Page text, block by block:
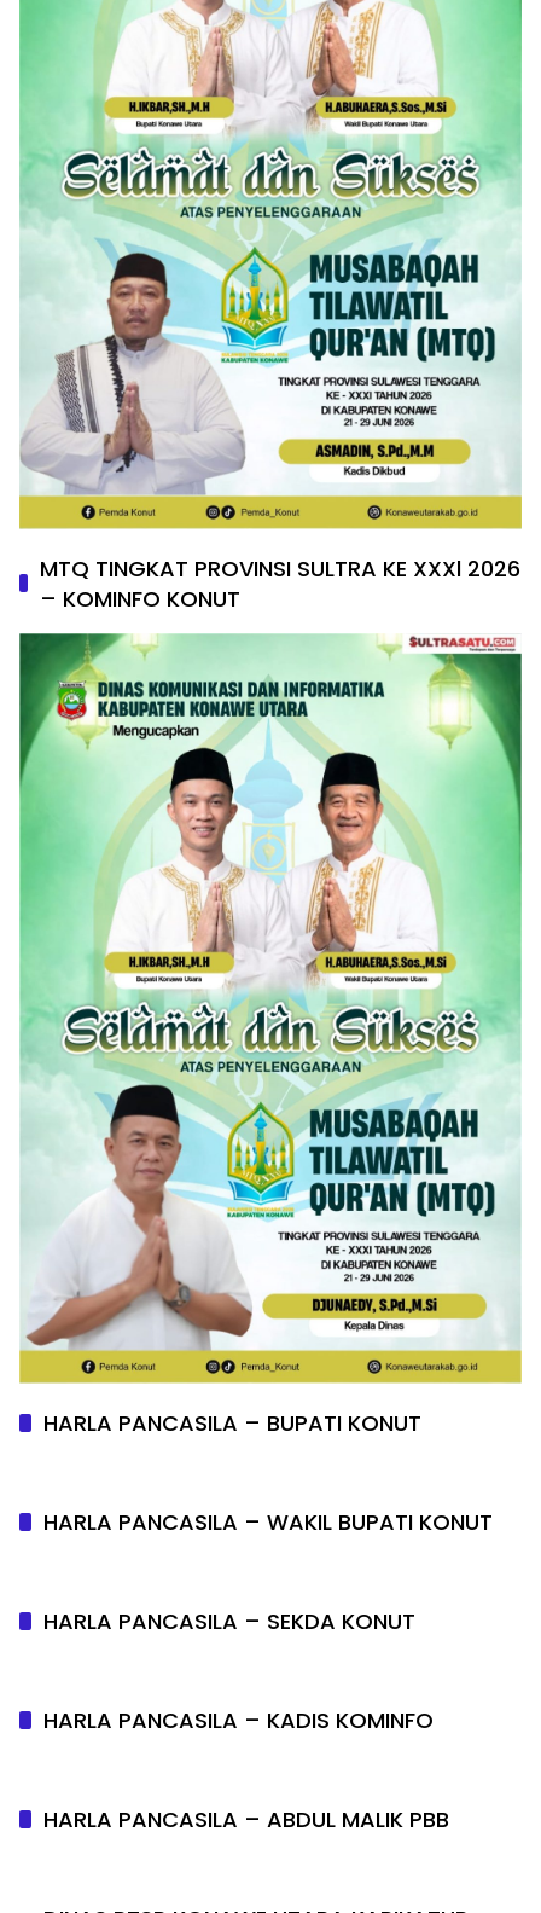
MTQ TINGKAT PROVINSI SULTRA KE XXXl 2026
– KOMINFO KONUT
HARLA PANCASILA – BUPATI KONUT
HARLA PANCASILA – WAKIL BUPATI KONUT
HARLA PANCASILA – SEKDA KONUT
HARLA PANCASILA – KADIS KOMINFO
HARLA PANCASILA – ABDUL MALIK PBB